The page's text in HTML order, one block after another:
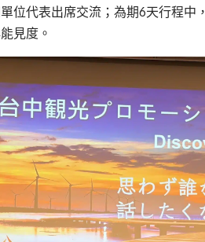
位代表出席交流；為期6天行程中
見度。